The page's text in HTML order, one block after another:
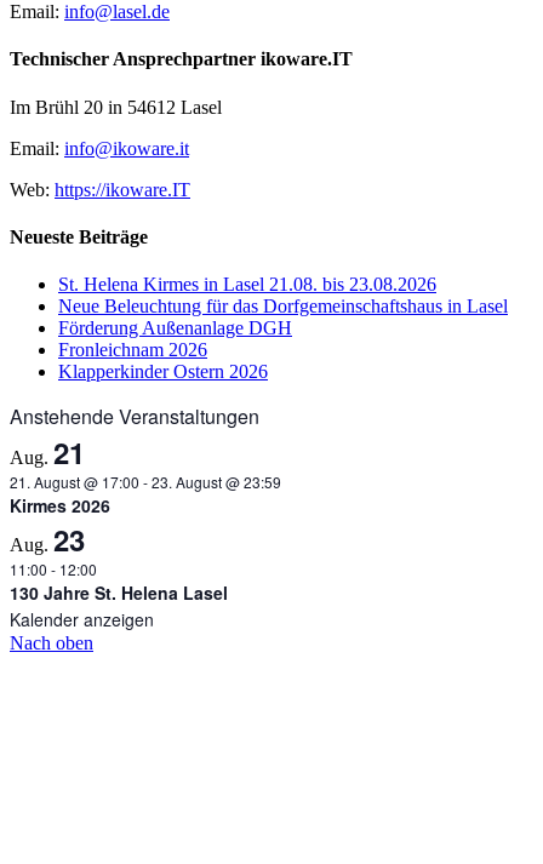
Email: info@lasel.de
Technischer Ansprechpartner ikoware.IT
Im Brühl 20 in 54612 Lasel
Email: info@ikoware.it
Web: https://ikoware.IT
Neueste Beiträge
St. Helena Kirmes in Lasel 21.08. bis 23.08.2026
Neue Beleuchtung für das Dorfgemeinschaftshaus in Lasel
Förderung Außenanlage DGH
Fronleichnam 2026
Klapperkinder Ostern 2026
Anstehende Veranstaltungen
Aug. 21
21. August @ 17:00 -23. August @ 23:59
Kirmes 2026
Aug. 23
11:00 - 12:00
130 Jahre St. Helena Lasel
Kalender anzeigen
Nach oben